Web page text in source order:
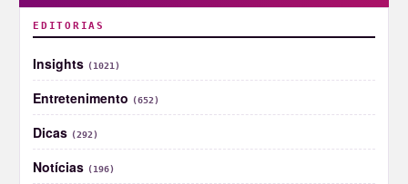
EDITORIAS
Insights (1021)
Entretenimento (652)
Dicas (292)
Notícias (196)